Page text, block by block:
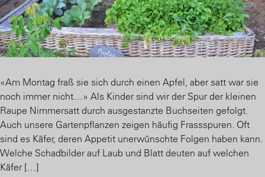
«Am Montag fraß sie sich durch einen Apfel, aber satt war sie
noch immer nicht…» Als Kinder sind wir der Spur der kleinen
Raupe Nimmersatt durch ausgestanzte Buchseiten gefolgt.
Auch unsere Gartenpflanzen zeigen häufig Frassspuren. Oft
sind es Käfer, deren Appetit unerwünschte Folgen haben kann.
Welche Schadbilder auf Laub und Blatt deuten auf welchen
Käfer […]